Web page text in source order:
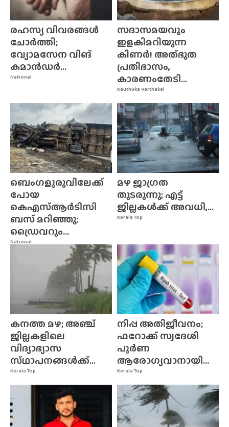
National
രഹസ്യ വിവരങ്ങൾ
ചോർത്തി;
വ്യോമസേന വിങ്‌
കമാൻഡർ...
Kauthuka Varthakal
സദാസമയവും
ഇളകിമറിയുന്ന
കിണർ! അത്‌ഭുത
പ്രതിഭാസം,
കാരണംതേടി...
National
ബെംഗളൂരുവിലേക്ക്
പോയ
കെഎസ്ആർടിസി
ബസ് മറിഞ്ഞു;
ഡ്രൈവറും...
Kerala Top
മഴ ജാഗ്രത
തുടരുന്നു; എട്ട്
ജില്ലകൾക്ക് അവധി,...
Kerala Top
കനത്ത മഴ; അഞ്ച്
ജില്ലകളിലെ
വിദ്യാഭ്യാസ
സ്‌ഥാപനങ്ങൾക്ക്‌...
Kerala Top
നിപ്പ അതിജീവനം;
ഫറോക്ക് സ്വദേശി
പൂർണ
ആരോഗ്യവാനായി...